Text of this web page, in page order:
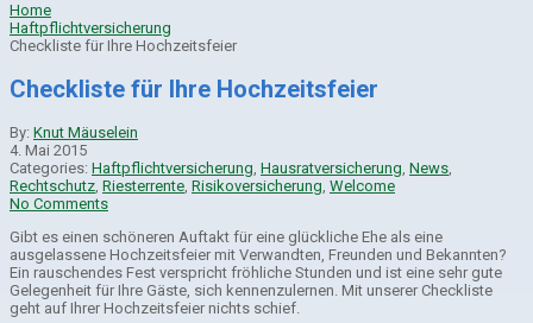
Home
Haftpflichtversicherung
Checkliste für Ihre Hochzeitsfeier
Checkliste für Ihre Hochzeitsfeier
By: Knut Mäuselein
4. Mai 2015
Categories: Haftpflichtversicherung Hausratversicherung News
Rechtschutz Riesterrente Risikoversicherung Welcome
No Comments
Gibt es einen schöneren Auftakt für eine glückliche Ehe als eine
ausgelassene Hochzeitsfeier mit Verwandten, Freunden und Bekannten?
Ein rauschendes Fest verspricht fröhliche Stunden und ist eine sehr gute
Gelegenheit für Ihre Gäste, sich kennenzulernen. Mit unserer Checkliste
geht auf Ihrer Hochzeitsfeier nichts schief.